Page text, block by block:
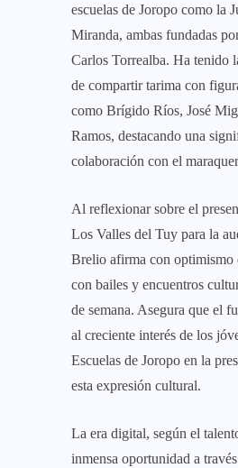
escuelas de Joropo como la
Miranda, ambas fundadas
Carlos Torrealba. Ha tenido
de compartir tarima con
como Brígido Ríos, José
Ramos, destacando una
colaboración con el
Al reflexionar sobre el
Los Valles del Tuy para la
Brelio afirma con optimismo
con bailes y encuentros
de semana. Asegura que el
al creciente interés de los
Escuelas de Joropo en la
esta expresión cultural.
La era digital, según el
inmensa oportunidad a